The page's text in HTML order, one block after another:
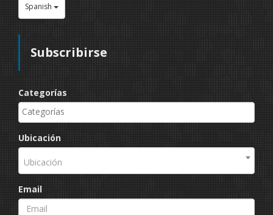
Spanish
Subscribirse
Categorías
Ubicación
Ubicación
Email